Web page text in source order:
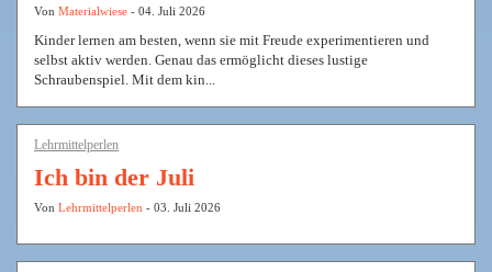
Von Materialwiese - 04. Juli 2026
Kinder lernen am besten, wenn sie mit Freude experimentieren und
selbst aktiv werden. Genau das ermöglicht dieses lustige
Schraubenspiel. Mit dem kin...
Lehrmittelperlen
Ich bin der Juli
Von Lehrmittelperlen - 03. Juli 2026